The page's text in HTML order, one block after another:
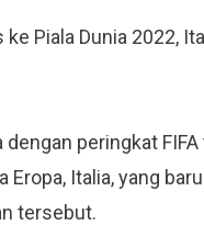
Piala Dunia 2022,
peringkat
Italia, yang
tersebut.